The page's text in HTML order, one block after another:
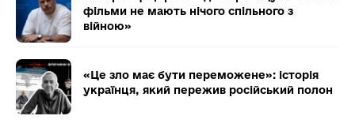
фільми не мають нічого спільного з
війною»
«Це зло має бути переможене»: історія
українця, який пережив російський полон